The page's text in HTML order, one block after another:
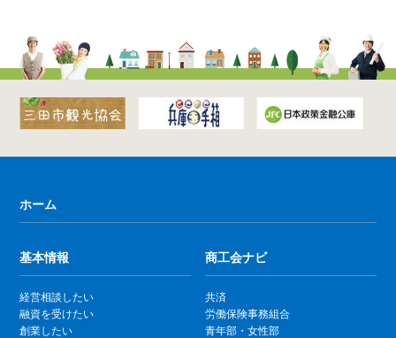
ホーム
基本情報
経営相談したい
融資を受けたい
創業したい
商工会ナビ
共済
労働保険事務組合
青年部・女性部